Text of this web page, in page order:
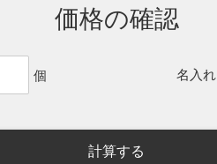
価格の確認
個 名入れ
計算する